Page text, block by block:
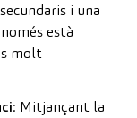
i una
està
molt
: Mitjançant la